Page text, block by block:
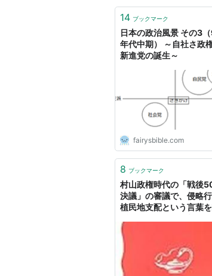
14 ブックマーク
日本の政治風景 その3
年代中期） ～自社さ政
新進党の誕生～
fairysbible.com
8 ブックマーク
村山政権時代の「戦後
決議」の審議で、侵略
植民地支配という言葉
強硬に主張していた小沢
の新進党（呆） -
の日記